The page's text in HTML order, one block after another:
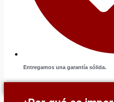
Entregamos una garantía sólida.